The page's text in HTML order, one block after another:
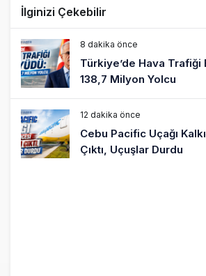
İlginizi Çekebilir
8 dakika önce
Türkiye’de Hava Trafiği
138,7 Milyon Yolcu
12 dakika önce
Cebu Pacific Uçağı
Çıktı, Uçuşlar Durdu